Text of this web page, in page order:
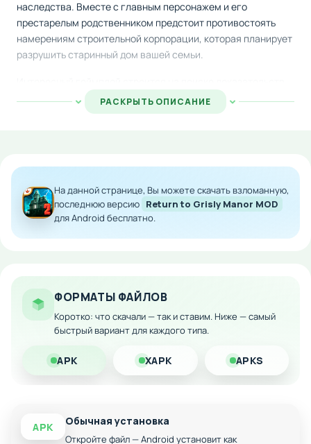
наследства. Вместе с главным персонажем и его
престарелым родственником предстоит противостоять
намерениям строительной корпорации, которая планирует
разрушить старинный дом вашей семьи.
законного права собственности, которые помогут
отменить решение о сносе постройки. Во время
Особенности мода:
Модифицированная версия игры с
загадок
Исследование различных комнат и локаций
особняка
Механика поиска и сбора предметов
Захватывающий сюжет о защите семейного
имущества
Manor на Android и помогите спасти старинный дом от
сноса!
РАСКРЫТЬ ОПИСАНИЕ
На данной странице, Вы можете скачать взломанную,
последнюю версию Return to Grisly Manor MOD
для Android бесплатно.
ФОРМАТЫ ФАЙЛОВ
Коротко: что скачали — так и ставим. Ниже — самый
быстрый вариант для каждого типа.
APK XAPK APKS
APK Обычная установка
Откройте файл — Android установит как